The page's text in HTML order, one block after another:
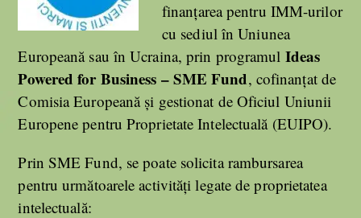
finanțarea pentru IMM-urilor
cu sediul în Uniunea
Europeană sau în Ucraina, prin programul Ideas
Powered for Business – SME Fund, cofinanțat de
Comisia Europeană și gestionat de Oficiul Uniunii
Europene pentru Proprietate Intelectuală (EUIPO).
Prin SME Fund, se poate solicita rambursarea
pentru următoarele activități legate de proprietatea
intelectuală: